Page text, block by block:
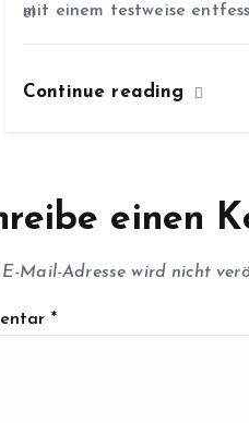
mit einem testweise
Continue reading
einen
E-Mail-Adresse wird nicht
*